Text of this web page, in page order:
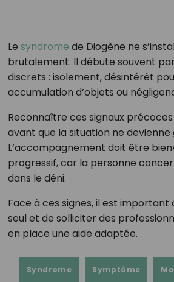
Le syndrome de Diogène ne
brutalement. Il débute souvent
discrets : isolement, désintérêt
accumulation d’objets ou
Reconnaître ces signaux
avant que la situation ne devienne
L’accompagnement doit être
progressif, car la personne
dans le déni.
Face à ces signes, il est important
seul et de solliciter des
en place une aide adaptée.
Syndrome Symptôme